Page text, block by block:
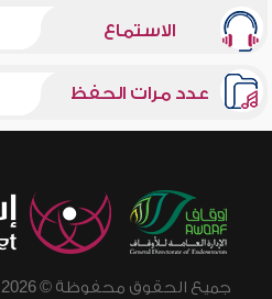
الاستماع
عدد مرات الحفظ
جميع الحقوق محفوظة © 2026 - 1998 لشبكة إسلام ويب